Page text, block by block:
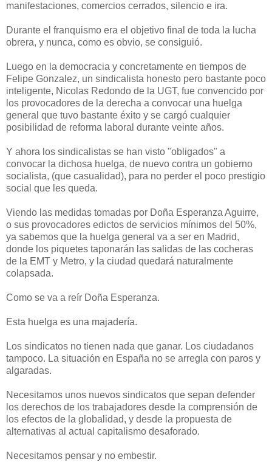
manifestaciones, comercios cerrados, silencio e ira.
Durante el franquismo era el objetivo final de toda la lucha
obrera, y nunca, como es obvio, se consiguió.
Luego en la democracia y concretamente en tiempos de
Felipe Gonzalez, un sindicalista honesto pero bastante poco
inteligente, Nicolas Redondo de la UGT, fue convencido por
los provocadores de la derecha a convocar una huelga
general que tuvo bastante éxito y se cargó cualquier
posibilidad de reforma laboral durante veinte años.
Y ahora los sindicalistas se han visto "obligados" a
convocar la dichosa huelga, de nuevo contra un gobierno
socialista, (que casualidad), para no perder el poco prestigio
social que les queda.
Viendo las medidas tomadas por Doña Esperanza Aguirre,
o sus provocadores edictos de servicios mínimos del 50%,
ya sabemos que la huelga general va a ser en Madrid,
donde los piquetes taponarán las salidas de las cocheras
de la EMT y Metro, y la ciudad quedará naturalmente
colapsada.
Como se va a reír Doña Esperanza.
Esta huelga es una majadería.
Los sindicatos no tienen nada que ganar. Los ciudadanos
tampoco. La situación en España no se arregla con paros y
algaradas.
Necesitamos unos nuevos sindicatos que sepan defender
los derechos de los trabajadores desde la comprensión de
los efectos de la globalidad, y desde la propuesta de
alternativas al actual capitalismo desaforado.
Necesitamos pensar y no embestir.